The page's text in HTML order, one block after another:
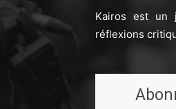
Kairos est un
réflexions